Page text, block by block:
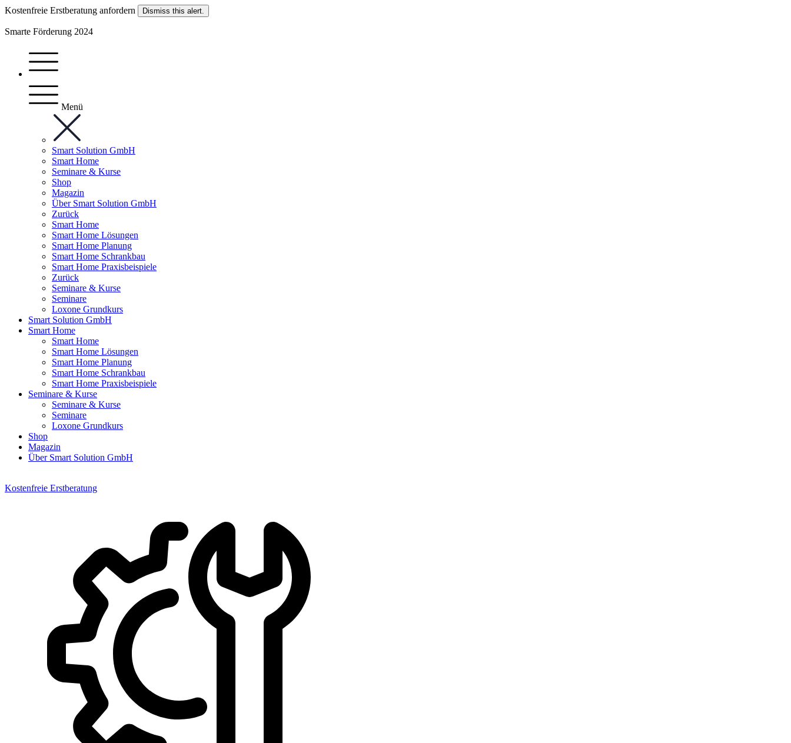
Kostenfreie Erstberatung anfordern Dismiss this alert.
Smarte Förderung 2024
Menü
Smart Solution GmbH
Smart Home
Seminare & Kurse
Shop
Magazin
Über Smart Solution GmbH
Zurück
Smart Home
Smart Home Lösungen
Smart Home Planung
Smart Home Schrankbau
Smart Home Praxisbeispiele
Zurück
Seminare & Kurse
Seminare
Loxone Grundkurs
Smart Solution GmbH
Smart Home
Smart Home
Smart Home Lösungen
Smart Home Planung
Smart Home Schrankbau
Smart Home Praxisbeispiele
Seminare & Kurse
Seminare & Kurse
Seminare
Loxone Grundkurs
Shop
Magazin
Über Smart Solution GmbH
Kostenfreie Erstberatung